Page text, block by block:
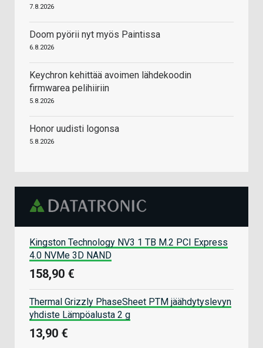
7.8.2026
Doom pyörii nyt myös Paintissa
6.8.2026
Keychron kehittää avoimen lähdekoodin
firmwarea pelihiiriin
5.8.2026
Honor uudisti logonsa
5.8.2026
Kingston Technology NV3 1 TB M.2 PCI Express
4.0 NVMe 3D NAND
158,90 €
Thermal Grizzly PhaseSheet PTM jäähdytyslevyn
yhdiste Lämpöalusta 2 g
13,90 €